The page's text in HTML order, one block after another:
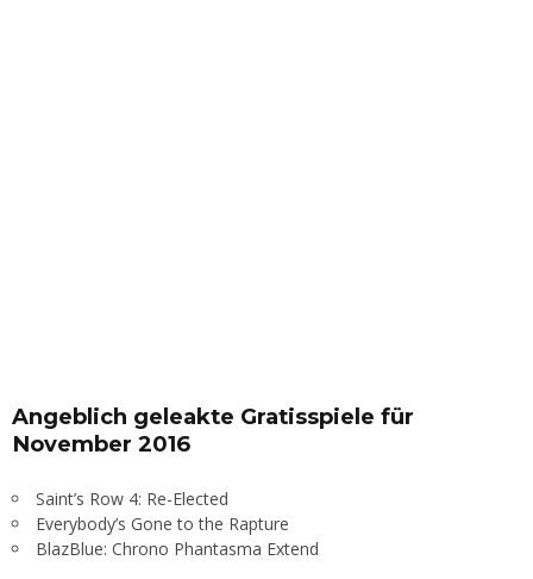
Angeblich geleakte Gratisspiele für
November 2016
Saint’s Row 4: Re-Elected
Everybody’s Gone to the Rapture
BlazBlue: Chrono Phantasma Extend